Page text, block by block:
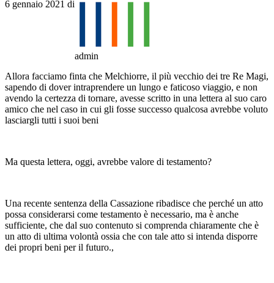
6 gennaio 2021 di
admin
Allora facciamo finta che Melchiorre, il più vecchio dei tre Re Magi,
sapendo di dover intraprendere un lungo e faticoso viaggio, e non
avendo la certezza di tornare, avesse scritto in una lettera al suo caro
amico che nel caso in cui gli fosse successo qualcosa avrebbe voluto
lasciargli tutti i suoi beni
Ma questa lettera, oggi, avrebbe valore di testamento?
Una recente sentenza della Cassazione ribadisce che perché un atto
possa considerarsi come testamento è necessario, ma è anche
sufficiente, che dal suo contenuto si comprenda chiaramente che è
un atto di ultima volontà ossia che con tale atto si intenda disporre
dei propri beni per il futuro.,